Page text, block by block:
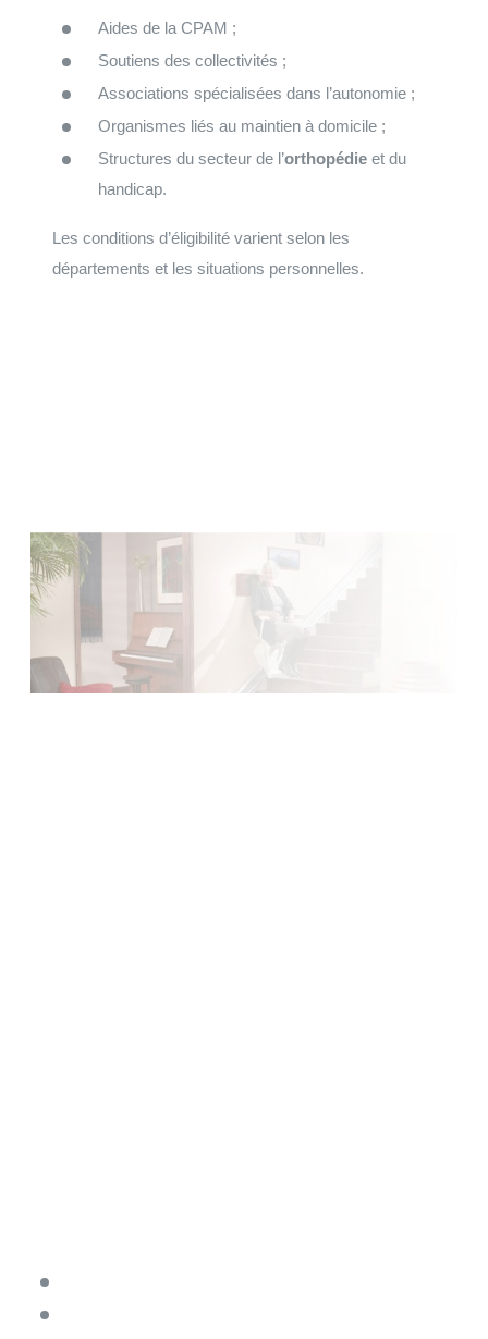
Aides de la CPAM ;
Soutiens des collectivités ;
Associations spécialisées dans l’autonomie ;
Organismes liés au maintien à domicile ;
Structures du secteur de l’orthopédie et du
handicap.
Les conditions d’éligibilité varient selon les
départements et les situations personnelles.